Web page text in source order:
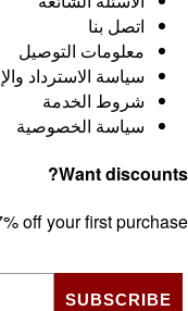
اتصل بنا
معلومات التوصيل
سياسة الاسترداد
شروط الخدمة
سياسة الخصوصية
Want
7% off your first